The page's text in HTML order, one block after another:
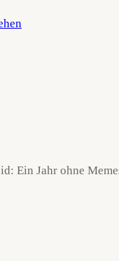
Ein Jahr ohne